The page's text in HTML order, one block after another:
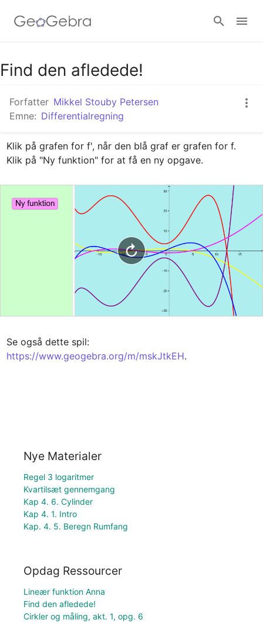
Google Classroom
GeoGebra Classroom
Log ind
Find den afledede!
Forfatter Mikkel Stouby Petersen
Emne: Differentialregning
Klik på grafen for f', når den blå graf er grafen for f.
Klik på "Ny funktion" for at få en ny opgave.
Se også dette spil:
https://www.geogebra.org/m/mskJtkEH.
Nye Materialer
Regel 3 logaritmer
Kvartilsæt gennemgang
Kap 4. 6. Cylinder
Kap 4. 1. Intro
Kap. 4. 5. Beregn Rumfang
Opdag Ressourcer
Lineær funktion Anna
Find den afledede!
Cirkler og måling, akt. 1, opg. 6